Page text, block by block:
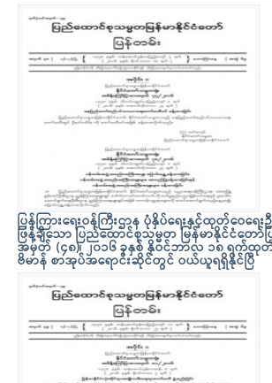
ပြန်ကြားရေးဝန်ကြီးဌာန ပုံနှိပ်ရေးနှင့်ထုတ်ဝေရ
ဖြန့်ချိသော ပြည်ထောင်စုသမ္မတ မြန်မာနိုင်ငံတေ
အမှတ် (၄၈)၊ ၂၀၁၆ ခုနှစ် နိုဝင်ဘာလ ၁၈ ရက်ထုတ်
ဗိမာန် စာအုပ်အရောင်းဆိုင်တွင် ဝယ်ယူရရှိနိုင်ပြီ